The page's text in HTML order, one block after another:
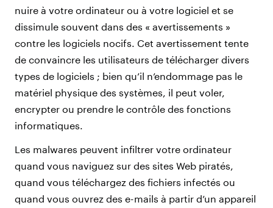
nuire à votre ordinateur ou à votre logiciel et se
dissimule souvent dans des « avertissements »
contre les logiciels nocifs. Cet avertissement tente
de convaincre les utilisateurs de télécharger divers
types de logiciels ; bien qu’il n’endommage pas le
matériel physique des systèmes, il peut voler,
encrypter ou prendre le contrôle des fonctions
informatiques.
Les malwares peuvent infiltrer votre ordinateur
quand vous naviguez sur des sites Web piratés,
quand vous téléchargez des fichiers infectés ou
quand vous ouvrez des e-mails à partir d’un appareil